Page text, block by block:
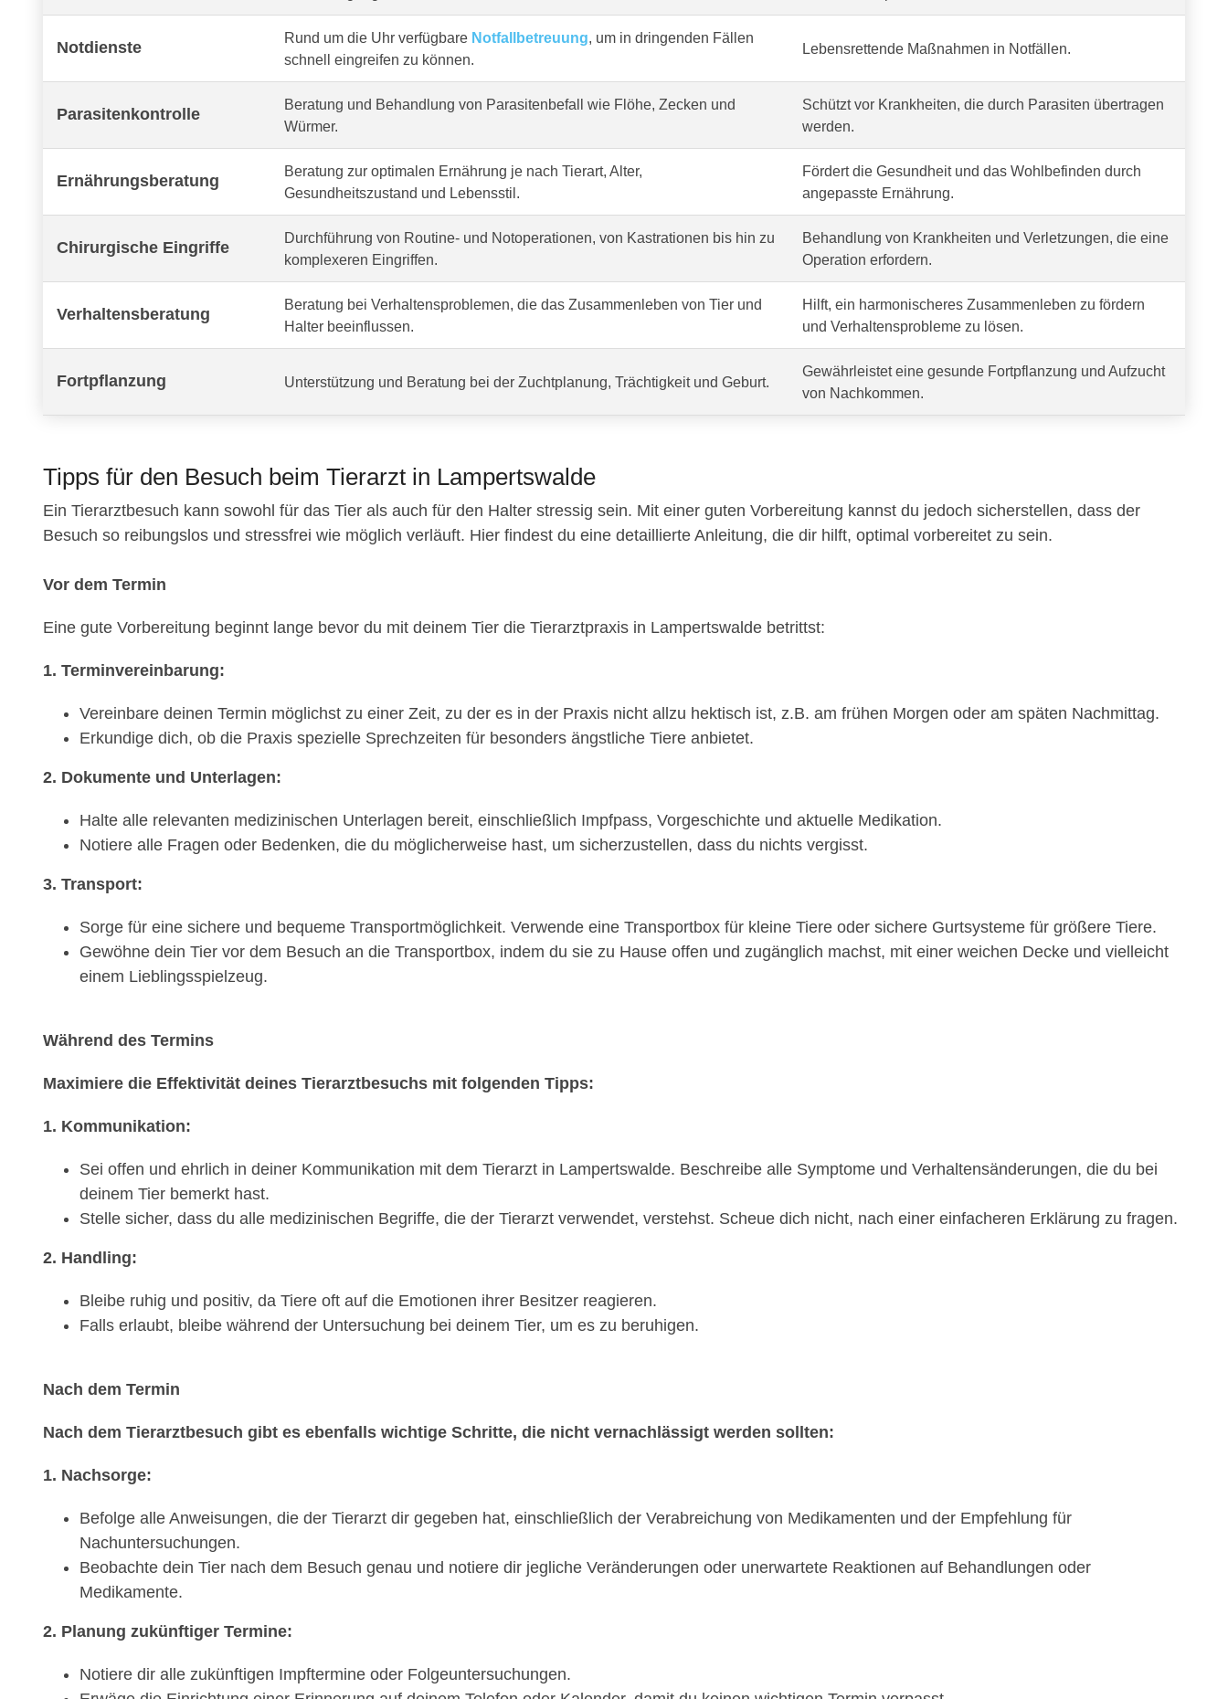
Notdienste
Rund um die Uhr verfügbare Notfallbetreuung, um in dringenden Fällen
schnell eingreifen zu können.
Lebensrettende Maßnahmen in Notfällen.
Parasitenkontrolle
Beratung und Behandlung von Parasitenbefall wie Flöhe, Zecken und
Würmer.
Schützt vor Krankheiten, die durch Parasiten übertragen
werden.
Ernährungsberatung
Beratung zur optimalen Ernährung je nach Tierart, Alter,
Gesundheitszustand und Lebensstil.
Fördert die Gesundheit und das Wohlbefinden durch
angepasste Ernährung.
Chirurgische Eingriffe
Durchführung von Routine- und Notoperationen, von Kastrationen bis hin zu
komplexeren Eingriffen.
Behandlung von Krankheiten und Verletzungen, die eine
Operation erfordern.
Verhaltensberatung
Beratung bei Verhaltensproblemen, die das Zusammenleben von Tier und
Halter beeinflussen.
Hilft, ein harmonischeres Zusammenleben zu fördern
und Verhaltensprobleme zu lösen.
Fortpflanzung Unterstützung und Beratung bei der Zuchtplanung, Trächtigkeit und Geburt.
Gewährleistet eine gesunde Fortpflanzung und Aufzucht
von Nachkommen.
Tipps für den Besuch beim Tierarzt in Lampertswalde
Ein Tierarztbesuch kann sowohl für das Tier als auch für den Halter stressig sein. Mit einer guten Vorbereitung kannst du jedoch sicherstellen, dass der
Besuch so reibungslos und stressfrei wie möglich verläuft. Hier findest du eine detaillierte Anleitung, die dir hilft, optimal vorbereitet zu sein.
Vor dem Termin
Eine gute Vorbereitung beginnt lange bevor du mit deinem Tier die Tierarztpraxis in Lampertswalde betrittst:
1. Terminvereinbarung:
Vereinbare deinen Termin möglichst zu einer Zeit, zu der es in der Praxis nicht allzu hektisch ist, z.B. am frühen Morgen oder am späten Nachmittag.
Erkundige dich, ob die Praxis spezielle Sprechzeiten für besonders ängstliche Tiere anbietet.
2. Dokumente und Unterlagen:
Halte alle relevanten medizinischen Unterlagen bereit, einschließlich Impfpass, Vorgeschichte und aktuelle Medikation.
Notiere alle Fragen oder Bedenken, die du möglicherweise hast, um sicherzustellen, dass du nichts vergisst.
3. Transport:
Sorge für eine sichere und bequeme Transportmöglichkeit. Verwende eine Transportbox für kleine Tiere oder sichere Gurtsysteme für größere Tiere.
Gewöhne dein Tier vor dem Besuch an die Transportbox, indem du sie zu Hause offen und zugänglich machst, mit einer weichen Decke und vielleicht
einem Lieblingsspielzeug.
Während des Termins
Maximiere die Effektivität deines Tierarztbesuchs mit folgenden Tipps:
1. Kommunikation:
Sei offen und ehrlich in deiner Kommunikation mit dem Tierarzt in Lampertswalde. Beschreibe alle Symptome und Verhaltensänderungen, die du bei
deinem Tier bemerkt hast.
Stelle sicher, dass du alle medizinischen Begriffe, die der Tierarzt verwendet, verstehst. Scheue dich nicht, nach einer einfacheren Erklärung zu fragen.
2. Handling:
Bleibe ruhig und positiv, da Tiere oft auf die Emotionen ihrer Besitzer reagieren.
Falls erlaubt, bleibe während der Untersuchung bei deinem Tier, um es zu beruhigen.
Nach dem Termin
Nach dem Tierarztbesuch gibt es ebenfalls wichtige Schritte, die nicht vernachlässigt werden sollten:
1. Nachsorge:
Befolge alle Anweisungen, die der Tierarzt dir gegeben hat, einschließlich der Verabreichung von Medikamenten und der Empfehlung für
Nachuntersuchungen.
Beobachte dein Tier nach dem Besuch genau und notiere dir jegliche Veränderungen oder unerwartete Reaktionen auf Behandlungen oder
Medikamente.
2. Planung zukünftiger Termine:
Notiere dir alle zukünftigen Impftermine oder Folgeuntersuchungen.